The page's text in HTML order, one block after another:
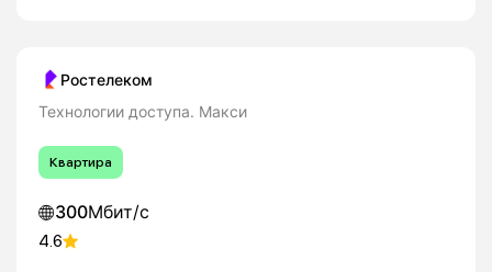
Ростелеком
Технологии доступа. Макси
Квартира
300Мбит/с
4.6